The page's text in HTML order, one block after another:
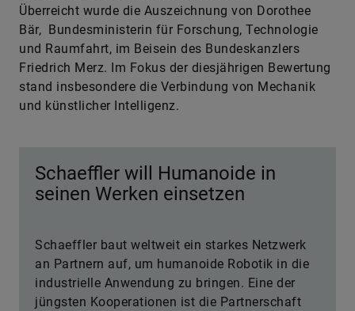
Überreicht wurde die Auszeichnung von Dorothee
Bär, Bundesministerin für Forschung, Technologie
und Raumfahrt, im Beisein des Bundeskanzlers
Friedrich Merz. Im Fokus der diesjährigen Bewertung
stand insbesondere die Verbindung von Mechanik
und künstlicher Intelligenz.
Schaeffler will Humanoide in
seinen Werken einsetzen
Schaeffler baut weltweit ein starkes Netzwerk
an Partnern auf, um humanoide Robotik in die
industrielle Anwendung zu bringen. Eine der
jüngsten Kooperationen ist die Partnerschaft